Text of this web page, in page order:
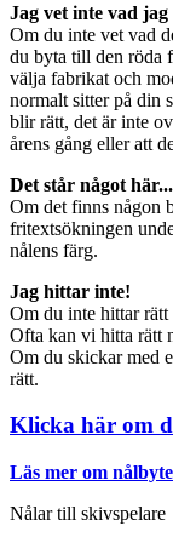
Jag vet inte vad
Om du inte vet vad
du byta till den röda
välja fabrikat och
normalt sitter på din
blir rätt, det är inte
årens gång eller att
Det står något här...
Om det finns någon
fritextsökningen
nålens färg.
Jag hittar inte!
Om du inte hittar
Ofta kan vi hitta rätt
Om du skickar med
rätt.
Klicka här om
Läs mer om
Nålar till skivspelare